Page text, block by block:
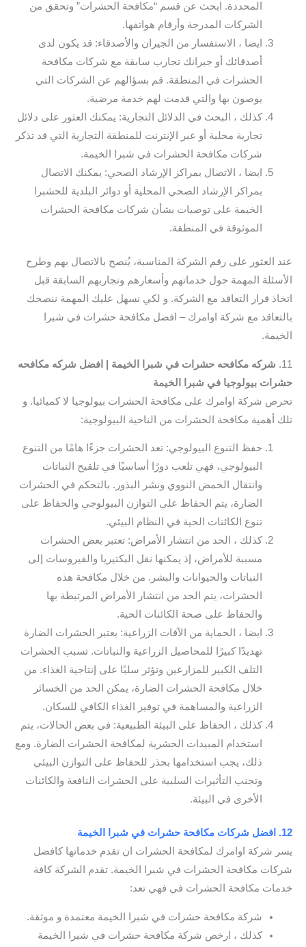
المحددة. ابحث عن قسم “مكافحة الحشرات” وتحقق من
الشركات المدرجة وأرقام هواتفها.
ايضا ، الاستفسار من الجيران والأصدقاء: قد يكون لدى
أصدقائك أو جيرانك تجارب سابقة مع شركات مكافحة
الحشرات في المنطقة. قم بسؤالهم عن الشركات التي
يوصون بها والتي قدمت لهم خدمة مرضية.
كذلك ، البحث في الدلائل التجارية: يمكنك العثور على دلائل
تجارية محلية أو عبر الإنترنت للمنطقة التجارية التي قد تذكر
شركات مكافحة الحشرات في شبرا الخيمة.
ايضا ، الاتصال بمراكز الإرشاد الصحي: يمكنك الاتصال
بمراكز الإرشاد الصحي المحلية أو دوائر البلدية للحشبرا
الخيمة على توصيات بشأن شركات مكافحة الحشرات
الموثوقة في المنطقة.
عند العثور على رقم الشركة المناسبة، يُنصح بالاتصال بهم وطرح
الأسئلة المهمة حول خدماتهم وأسعارهم وتجاربهم السابقة قبل
اتخاذ قرار التعاقد مع الشركة. و لكي نسهل عليك المهمة ننصحك
بالتعاقد مع شركة اوامرك – افضل مكافحة حشرات في شبرا
الخيمة.
11.
شركه مكافحه حشرات في شبرا الخيمة | افضل شركه مكافحه
حشرات بيولوجيا في شبرا الخيمة
تحرص شركة اوامرك على مكافحة الحشرات بيولوجيا لا كميائيا. و
تلك أهمية مكافحة الحشرات من الناحية البيولوجية:
حفظ التنوع البيولوجي: تعد الحشرات جزءًا هامًا من التنوع
البيولوجي، فهي تلعب دورًا أساسيًا في تلقيح النباتات
وانتقال الحمض النووي ونشر البذور. بالتحكم في الحشرات
الضارة، يتم الحفاظ على التوازن البيولوجي والحفاظ على
تنوع الكائنات الحية في النظام البيئي.
كذلك ، الحد من انتشار الأمراض: تعتبر بعض الحشرات
مسببة للأمراض، إذ يمكنها نقل البكتيريا والفيروسات إلى
النباتات والحيوانات والبشر. من خلال مكافحة هذه
الحشرات، يتم الحد من انتشار الأمراض المرتبطة بها
والحفاظ على صحة الكائنات الحية.
ايضا ، الحماية من الآفات الزراعية: يعتبر الحشرات الضارة
تهديدًا كبيرًا للمحاصيل الزراعية والنباتات. تسبب الحشرات
التلف الكبير للمزارعين وتؤثر سلبًا على إنتاجية الغذاء. من
خلال مكافحة الحشرات الضارة، يمكن الحد من الخسائر
الزراعية والمساهمة في توفير الغذاء الكافي للسكان.
كذلك ، الحفاظ على البيئة الطبيعية: في بعض الحالات، يتم
استخدام المبيدات الحشرية لمكافحة الحشرات الضارة. ومع
ذلك، يجب استخدامها بحذر للحفاظ على التوازن البيئي
وتجنب التأثيرات السلبية على الحشرات النافعة والكائنات
الأخرى في البيئة.
12. افضل شركات مكافحة حشرات في شبرا الخيمة
يسر شركة اوامرك لمكافحة الحشرات ان تقدم خدماتها كافضل
شركات مكافحة الحشرات في شبرا الخيمة. تقدم الشركة كافة
خدمات مكافحة الحشرات في فهي تعد:
شركة مكافحة حشرات في شبرا الخيمة معتمدة و موثقة.
كذلك ، ارخص شركة مكافحة حشرات في شبرا الخيمة